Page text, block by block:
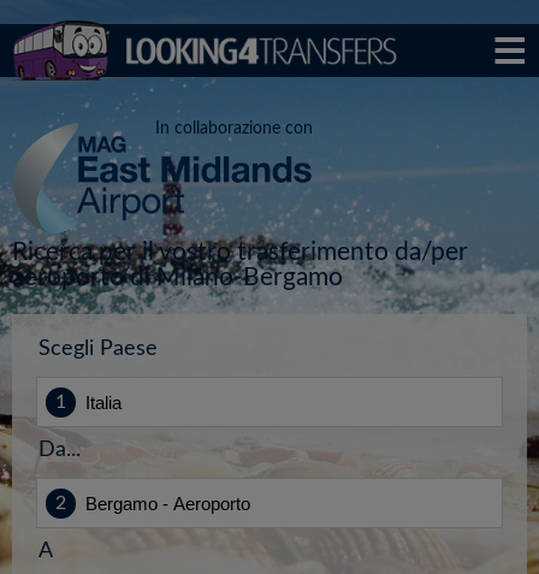
In collaborazione con
Ricerca per il vostro trasferimento da/per
aeroporto di Milano-Bergamo
Scegli Paese
Da...
A